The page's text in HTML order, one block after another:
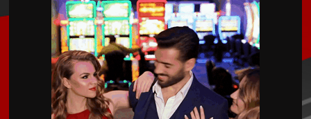
ФК Пелистер со заштитен бренд по 81
година постоење !
Артета: Мојот Арсенал учи од грешките